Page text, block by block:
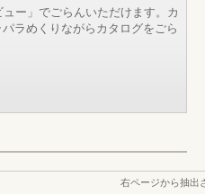
ー」でごらんいただけます。カ
ラめくりながらカタログをごら
右ページから抽出